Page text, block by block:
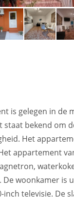
is gelegen in de
staat bekend om
Het
appartement
woonkamer is
televisie. De